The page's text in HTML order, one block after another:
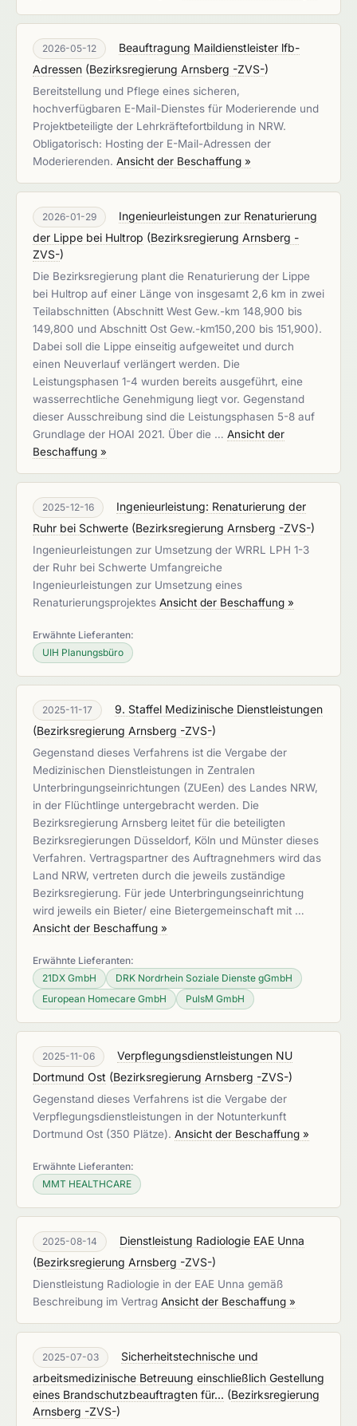
2026-05-12
Beauftragung Maildienstleister lfb-
Adressen (Bezirksregierung Arnsberg -ZVS-)
Bereitstellung und Pflege eines sicheren,
hochverfügbaren E-Mail-Dienstes für Moderierende und
Projektbeteiligte der Lehrkräftefortbildung in NRW.
Obligatorisch: Hosting der E-Mail-Adressen der
Moderierenden. Ansicht der Beschaffung »
2026-01-29
Ingenieurleistungen zur Renaturierung
der Lippe bei Hultrop (Bezirksregierung Arnsberg -
ZVS-)
Die Bezirksregierung plant die Renaturierung der Lippe
bei Hultrop auf einer Länge von insgesamt 2,6 km in zwei
Teilabschnitten (Abschnitt West Gew.-km 148,900 bis
149,800 und Abschnitt Ost Gew.-km150,200 bis 151,900).
Dabei soll die Lippe einseitig aufgeweitet und durch
einen Neuverlauf verlängert werden. Die
Leistungsphasen 1-4 wurden bereits ausgeführt, eine
wasserrechtliche Genehmigung liegt vor. Gegenstand
dieser Ausschreibung sind die Leistungsphasen 5-8 auf
Grundlage der HOAI 2021. Über die … Ansicht der
Beschaffung »
2025-12-16
Ingenieurleistung: Renaturierung der
Ruhr bei Schwerte (Bezirksregierung Arnsberg -ZVS-)
Ingenieurleistungen zur Umsetzung der WRRL LPH 1-3
der Ruhr bei Schwerte Umfangreiche
Ingenieurleistungen zur Umsetzung eines
Renaturierungsprojektes Ansicht der Beschaffung »
Erwähnte Lieferanten:
UIH Planungsbüro
2025-11-17
9. Staffel Medizinische Dienstleistungen
(Bezirksregierung Arnsberg -ZVS-)
Gegenstand dieses Verfahrens ist die Vergabe der
Medizinischen Dienstleistungen in Zentralen
Unterbringungseinrichtungen (ZUEen) des Landes NRW,
in der Flüchtlinge untergebracht werden. Die
Bezirksregierung Arnsberg leitet für die beteiligten
Bezirksregierungen Düsseldorf, Köln und Münster dieses
Verfahren. Vertragspartner des Auftragnehmers wird das
Land NRW, vertreten durch die jeweils zuständige
Bezirksregierung. Für jede Unterbringungseinrichtung
wird jeweils ein Bieter/ eine Bietergemeinschaft mit …
Ansicht der Beschaffung »
Erwähnte Lieferanten:
21DX GmbH
DRK Nordrhein Soziale Dienste gGmbH
European Homecare GmbH
PulsM GmbH
2025-11-06
Verpflegungsdienstleistungen NU
Dortmund Ost (Bezirksregierung Arnsberg -ZVS-)
Gegenstand dieses Verfahrens ist die Vergabe der
Verpflegungsdienstleistungen in der Notunterkunft
Dortmund Ost (350 Plätze). Ansicht der Beschaffung »
Erwähnte Lieferanten:
MMT HEALTHCARE
2025-08-14
Dienstleistung Radiologie EAE Unna
(Bezirksregierung Arnsberg -ZVS-)
Dienstleistung Radiologie in der EAE Unna gemäß
Beschreibung im Vertrag Ansicht der Beschaffung »
2025-07-03
Sicherheitstechnische und
arbeitsmedizinische Betreuung einschließlich Gestellung
eines Brandschutzbeauftragten für... (Bezirksregierung
Arnsberg -ZVS-)